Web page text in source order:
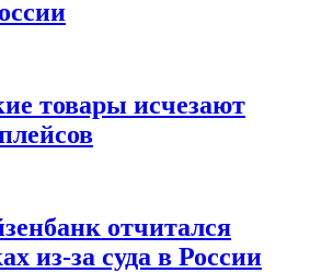
товары исчезают
отчитался
из-за суда в России